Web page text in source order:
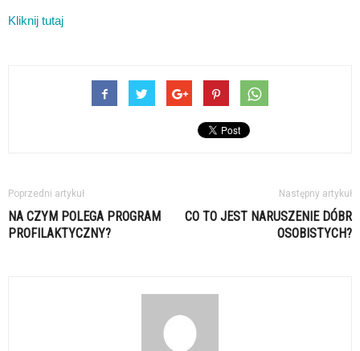
Kliknij tutaj
Poprzedni artykuł
NA CZYM POLEGA PROGRAM
PROFILAKTYCZNY?
Następny artykuł
CO TO JEST NARUSZENIE DÓBR
OSOBISTYCH?